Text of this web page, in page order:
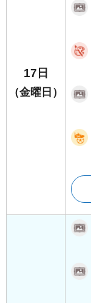
17日
（金曜日）